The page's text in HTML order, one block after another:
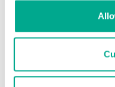
ÚLTIMAS